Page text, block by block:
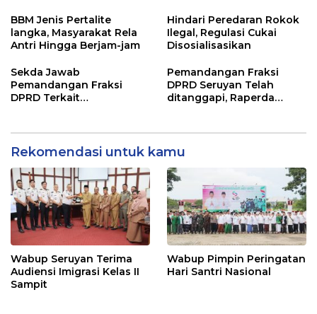
BBM Jenis Pertalite
langka, Masyarakat Rela
Antri Hingga Berjam-jam
Hindari Peredaran Rokok
Ilegal, Regulasi Cukai
Disosialisasikan
Sekda Jawab
Pemandangan Fraksi
DPRD Terkait
2024
Pemandangan Fraksi
DPRD Seruyan Telah
ditanggapi, Raperda
Rekomendasi untuk kamu
Wabup Seruyan Terima
Audiensi Imigrasi Kelas II
Sampit
Wabup Pimpin Peringatan
Hari Santri Nasional